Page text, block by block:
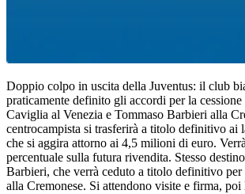
Doppio colpo in uscita della Juventus: il club
praticamente definito gli accordi per la
Caviglia al Venezia e Tommaso Barbieri alla
centrocampista si trasferirà a titolo definitivo ai
che si aggira attorno ai 4,5 milioni di euro.
percentuale sulla futura rivendita. Stesso
Barbieri, che verrà ceduto a titolo definitivo
alla Cremonese. Si attendono visite e firma,